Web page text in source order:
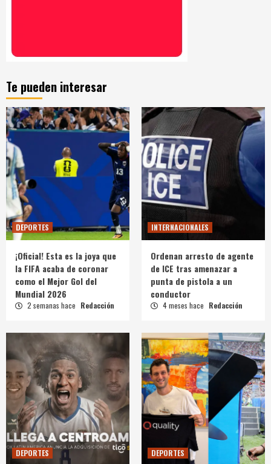
Te pueden interesar
DEPORTES
¡Oficial! Esta es la joya que
la FIFA acaba de coronar
como el Mejor Gol del
Mundial 2026
2 semanas hace Redacción
INTERNACIONALES
Ordenan arresto de agente
de ICE tras amenazar a
punta de pistola a un
conductor
4 meses hace Redacción
DEPORTES DEPORTES